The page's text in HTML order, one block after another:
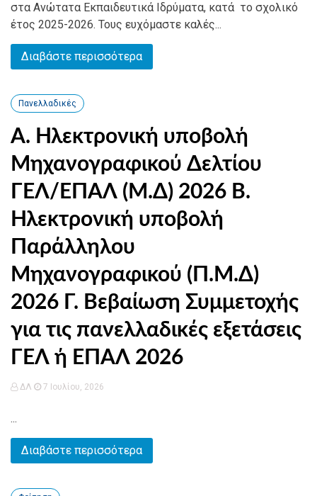
στα Ανώτατα Εκπαιδευτικά Ιδρύματα, κατά το σχολικό
έτος 2025-2026. Τους ευχόμαστε καλές...
Διαβάστε περισσότερα
Πανελλαδικές
Α. Ηλεκτρονική υποβολή
Μηχανογραφικού Δελτίου
ΓΕΛ/ΕΠΑΛ (Μ.Δ) 2026 Β.
Ηλεκτρονική υποβολή
Παράλληλου
Μηχανογραφικού (Π.Μ.Δ)
2026 Γ. Βεβαίωση Συμμετοχής
για τις πανελλαδικές εξετάσεις
ΓΕΛ ή ΕΠΑΛ 2026
ΔΛ 7 Ιουλίου, 2026
...
Διαβάστε περισσότερα